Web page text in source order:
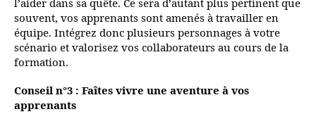
l’aider dans sa quête. Ce sera d’autant plus pertinent que
souvent, vos apprenants sont amenés à travailler en
équipe. Intégrez donc plusieurs personnages à votre
scénario et valorisez vos collaborateurs au cours de la
formation.
Conseil n°3 : Faîtes vivre une aventure à vos
apprenants